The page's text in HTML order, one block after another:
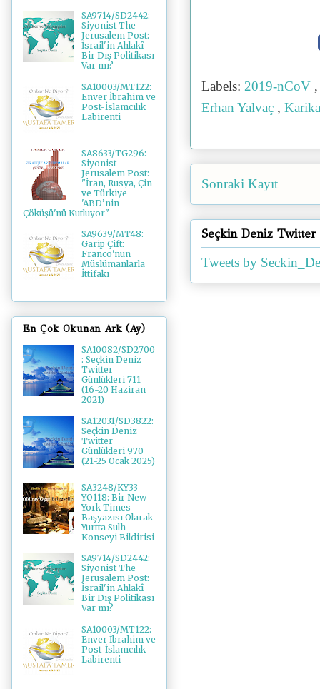
Labels: 2019-nCoV
Erhan Yalvaç ,
Sonraki Kayıt
Seçkin Deniz Twitter
Tweets by
SA9714/SD2442:
Siyonist The
Jerusalem Post:
İsrail'in Ahlakî
Bir Dış Politikası
Var mı?
SA10003/MT122:
Enver İbrahim ve
Post-İslamcılık
Labirenti
SA8633/TG296:
Siyonist
Jerusalem Post:
"İran, Rusya, Çin
ve Türkiye
'ABD’nin
Çöküşü'nü Kutluyor"
SA9639/MT48:
Garip Çift:
Franco'nun
Müslümanlarla
İttifakı
En Çok Okunan Ark (Ay)
SA10082/SD2700
: Seçkin Deniz
Twitter
Günlükleri 711
(16-20 Haziran
2021)
SA12031/SD3822:
Seçkin Deniz
Twitter
Günlükleri 970
(21-25 Ocak 2025)
SA3248/KY33-
YO118: Bir New
York Times
Başyazısı Olarak
Yurtta Sulh
Konseyi Bildirisi
SA9714/SD2442:
Siyonist The
Jerusalem Post:
İsrail'in Ahlakî
Bir Dış Politikası
Var mı?
SA10003/MT122:
Enver İbrahim ve
Post-İslamcılık
Labirenti